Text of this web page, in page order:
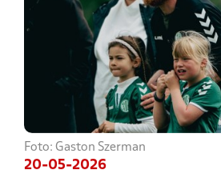
Foto: Gaston Szerman
20-05-2026